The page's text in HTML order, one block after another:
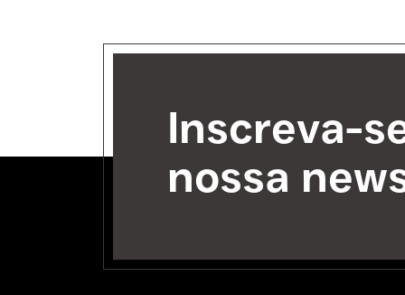
Inscreva-
nossa